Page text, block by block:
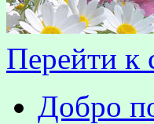
Перейти к
Добро